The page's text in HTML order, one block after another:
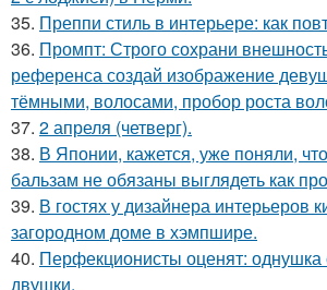
35. Преппи стиль в интерьере: как
36. Промпт: Строго сохрани
референса создай изображение
тёмными, волосами, пробор роста
37. 2 апреля (четверг).
38. В Японии, кажется, уже поняли,
бальзам не обязаны выглядеть как
39. В гостях у дизайнера интерьеров
загородном доме в хэмпшире.
40. Перфекционисты оценят:
двушки.